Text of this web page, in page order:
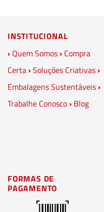
INSTITUCIONAL
› Quem Somos› Compra
Certa›Soluções Criativas›
Embalagens Sustentáveis›
Trabalhe Conosco› Blog
FORMAS DE
PAGAMENTO